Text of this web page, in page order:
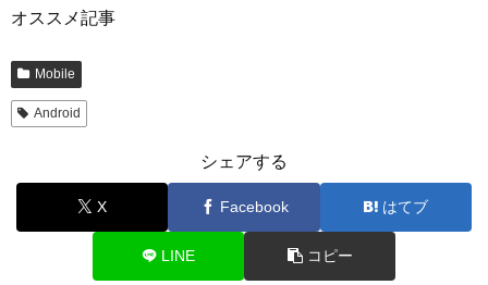
オススメ記事
Mobile
Android
シェアする
X Facebook はてブ
LINE コピー